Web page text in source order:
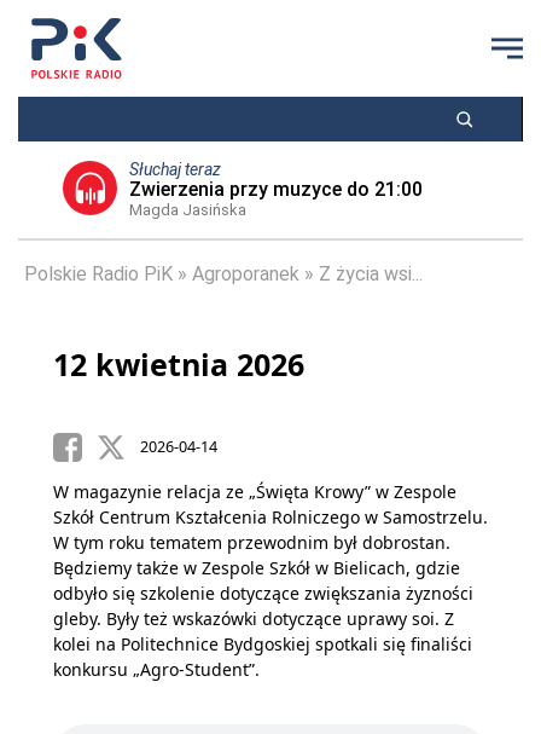
Słuchaj teraz
Zwierzenia przy muzyce do 21:00
Magda Jasińska
Polskie Radio PiK Agroporanek Z życia wsi...
12 kwietnia 2026
2026-04-14
W magazynie relacja ze „Święta Krowy” w Zespole
Szkół Centrum Kształcenia Rolniczego w Samostrzelu.
W tym roku tematem przewodnim był dobrostan.
Będziemy także w Zespole Szkół w Bielicach, gdzie
odbyło się szkolenie dotyczące zwiększania żyzności
gleby. Były też wskazówki dotyczące uprawy soi. Z
kolei na Politechnice Bydgoskiej spotkali się finaliści
konkursu „Agro-Student”.